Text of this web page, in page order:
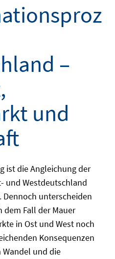
–
und
ist die Angleichung der
und Westdeutschland
unterscheiden
dem Fall der Mauer
in Ost und West noch
Konsequenzen
und die